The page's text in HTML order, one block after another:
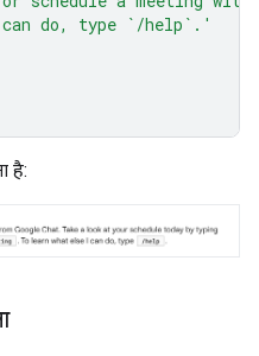
do, type `/help`.'
है: